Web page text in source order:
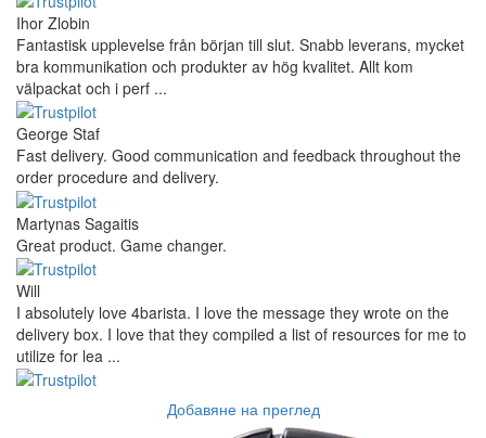
Ihor Zlobin
Fantastisk upplevelse från början till slut. Snabb leverans, mycket
bra kommunikation och produkter av hög kvalitet. Allt kom
välpackat och i perf ...
George Staf
Fast delivery. Good communication and feedback throughout the
order procedure and delivery.
Martynas Sagaitis
Great product. Game changer.
Will
I absolutely love 4barista. I love the message they wrote on the
delivery box. I love that they compiled a list of resources for me to
utilize for lea ...
Добавяне на преглед